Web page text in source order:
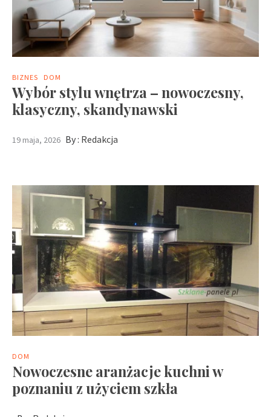
BIZNES DOM
Wybór stylu wnętrza – nowoczesny,
klasyczny, skandynawski
19 maja, 2026 By : Redakcja
DOM
Nowoczesne aranżacje kuchni w
poznaniu z użyciem szkła